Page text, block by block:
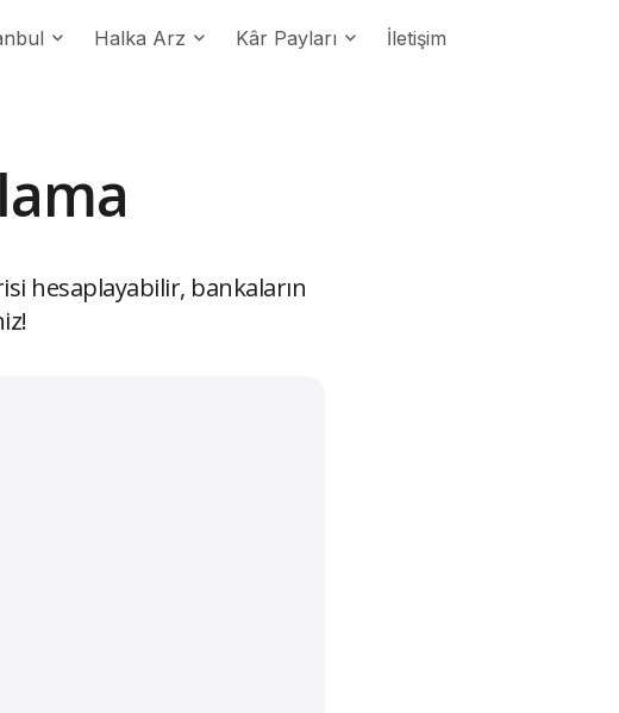
Halka Arz Kâr Payları İletişim
hesaplayabilir, bankaların